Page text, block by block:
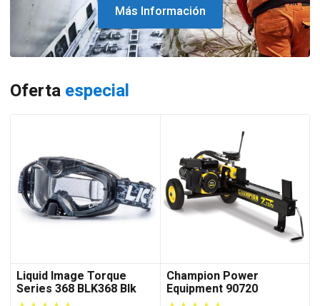
Más Información
Oferta especial
Liquid Image Torque
Series 368 BLK368 Blk
Goggles Water Resistant
Champion Power
Equipment 90720
cortadora de troncos